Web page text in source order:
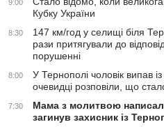
9:00
Кубку України
8:30
147 км/год у селищі біля
рази притягували до
порушенні
8:00
У Тернополі чоловік випав
очевидці розповіли, що
7:30
Мама з молитвою
загинув захисник із